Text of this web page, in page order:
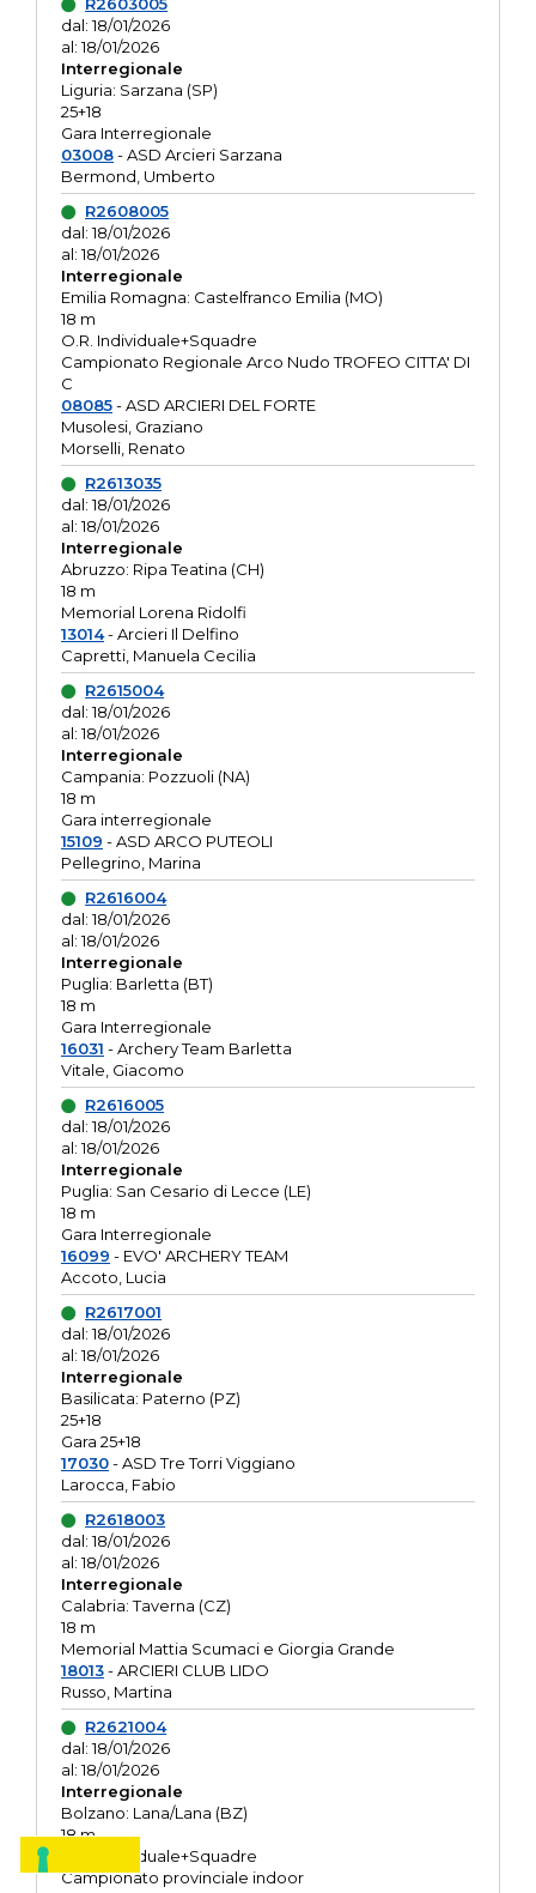
dal: 18/01/2026
al: 18/01/2026
Interregionale
Liguria: Sarzana (SP)
25+18
Gara Interregionale
03008- ASD Arcieri Sarzana
Bermond, Umberto
R2608005
dal: 18/01/2026
al: 18/01/2026
Interregionale
Emilia Romagna: Castelfranco Emilia (MO)
18 m
O.R. Individuale+Squadre
Campionato Regionale Arco Nudo TROFEO CITTA' DI
C
08085- ASD ARCIERI DEL FORTE
Musolesi, Graziano
Morselli, Renato
R2613035
dal: 18/01/2026
al: 18/01/2026
Interregionale
Abruzzo: Ripa Teatina (CH)
18 m
Memorial Lorena Ridolfi
13014- Arcieri Il Delfino
Capretti, Manuela Cecilia
R2615004
dal: 18/01/2026
al: 18/01/2026
Interregionale
Campania: Pozzuoli (NA)
18 m
Gara interregionale
15109 - ASD ARCO PUTEOLI
Pellegrino, Marina
R2616004
dal: 18/01/2026
al: 18/01/2026
Interregionale
Puglia: Barletta (BT)
18 m
Gara Interregionale
16031 - Archery Team Barletta
Vitale, Giacomo
R2616005
dal: 18/01/2026
al: 18/01/2026
Interregionale
Puglia: San Cesario di Lecce (LE)
18 m
Gara Interregionale
16099 - EVO' ARCHERY TEAM
Accoto, Lucia
R2617001
dal: 18/01/2026
al: 18/01/2026
Interregionale
Basilicata: Paterno (PZ)
25+18
Gara 25+18
17030- ASD Tre Torri Viggiano
Larocca, Fabio
R2618003
dal: 18/01/2026
al: 18/01/2026
Interregionale
Calabria: Taverna (CZ)
18 m
Memorial Mattia Scumaci e Giorgia Grande
18013- ARCIERI CLUB LIDO
Russo, Martina
R2621004
dal: 18/01/2026
al: 18/01/2026
Interregionale
Bolzano: Lana/Lana (BZ)
18 m
O.R. Individuale+Squadre
Campionato provinciale indoor